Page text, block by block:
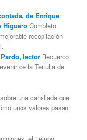
de Enrique
HigueroCompleto
recopilación
lectorRecuerdo
de la Tertulia de
una canallada que
unos valores pasan